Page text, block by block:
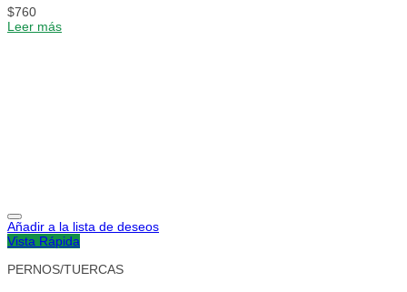
$760
Leer más
Añadir a la lista de deseos
Vista Rápida
PERNOS/TUERCAS